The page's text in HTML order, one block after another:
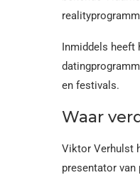
Inmiddels heeft
en festivals.
Waar
Viktor Verhulst
presentator van